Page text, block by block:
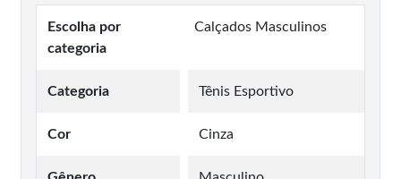
Escolha por
categoria
Calçados Masculinos
Categoria Tênis Esportivo
Cor Cinza